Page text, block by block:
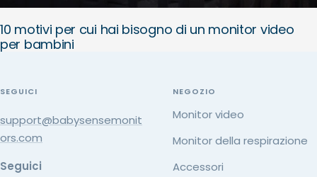
10 motivi per cui hai bisogno di un monitor video
per bambini
SEGUICI
support@babysensemonit
ors.com
Seguici
NEGOZIO
Monitor video
Monitor della respirazione
Accessori